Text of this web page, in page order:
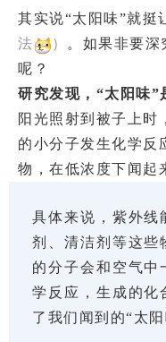
其实说“太阳味”就挺
法
） 。如果非要深
呢？
研究发现，“太阳味”
阳光照射到被子上时
的小分子发生化学反
物，在低浓度下闻起
具体来说，紫外线
剂、清洁剂等这些
的分子会和空气中
学反应，生成的化
了我们闻到的“太阳